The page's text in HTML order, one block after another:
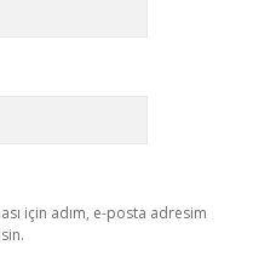
için adım, e-posta adresim